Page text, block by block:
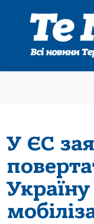
У ЄС
Україну